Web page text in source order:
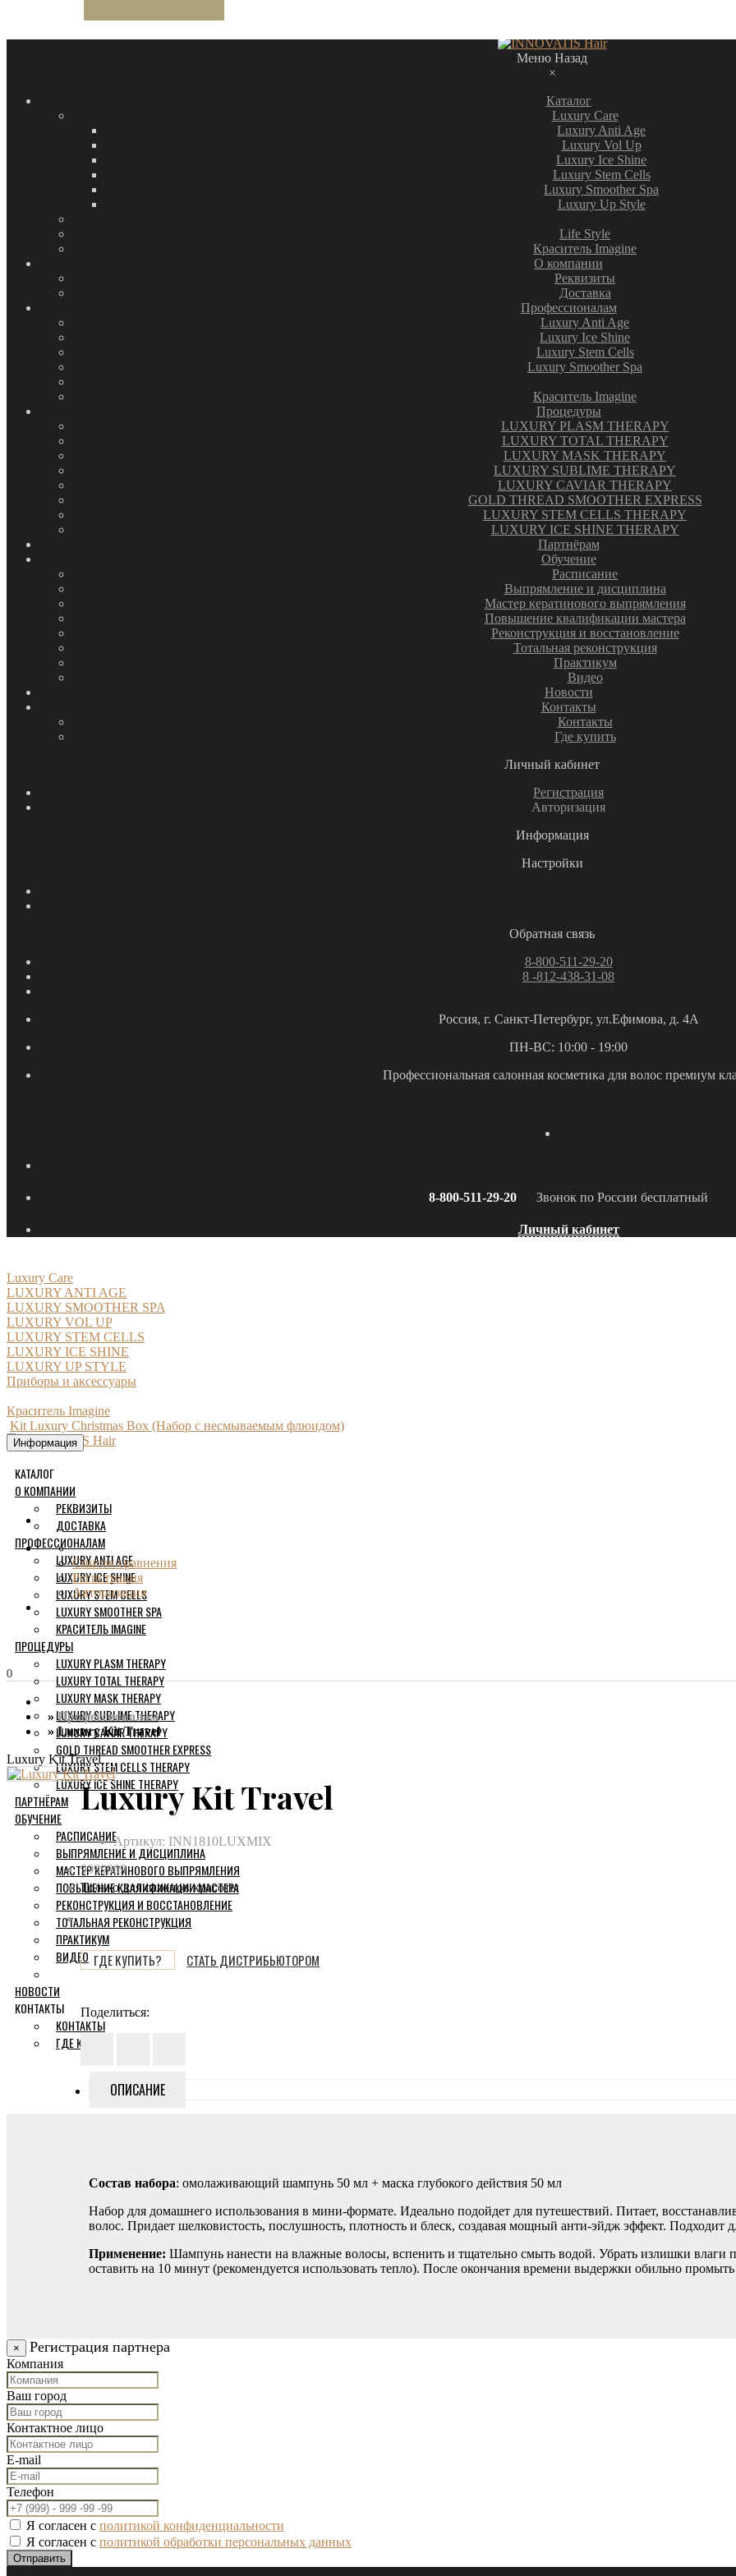
Меню Назад
×
Каталог
Luxury Care
Luxury Anti Age
Luxury Vol Up
Luxury Ice Shine
Luxury Stem Cells
Luxury Smoother Spa
Luxury Up Style
Life Style
Краситель Imagine
О компании
Реквизиты
Доставка
Профессионалам
Luxury Anti Age
Luxury Ice Shine
Luxury Stem Cells
Luxury Smoother Spa
Краситель Imagine
Процедуры
LUXURY PLASM THERAPY
LUXURY TOTAL THERAPY
LUXURY MASK THERAPY
LUXURY SUBLIME THERAPY
LUXURY CAVIAR THERAPY
GOLD THREAD SMOOTHER EXPRESS
LUXURY STEM CELLS THERAPY
LUXURY ICE SHINE THERAPY
Партнёрам
Обучение
Расписание
Выпрямление и дисциплина
Мастер кератинового выпрямления
Повышение квалификации мастера
Реконструкция и восстановление
Тотальная реконструкция
Практикум
Видео
Новости
Контакты
Контакты
Где купить
Личный кабинет
Регистрация
Авторизация
Информация
Настройки
Обратная связь
8-800-511-29-20
8 -812-438-31-08
Россия, г. Санкт-Петербург, ул.Ефимова, д. 4А
ПН-ВС: 10:00 - 19:00
Профессиональная салонная косметика для волос премиум
8-800-511-29-20 Звонок по России бесплатный
Личный кабинет
Luxury Care
LUXURY ANTI AGE
LUXURY SMOOTHER SPA
LUXURY VOL UP
LUXURY STEM CELLS
LUXURY ICE SHINE
LUXURY UP STYLE
Приборы и аксессуары
Краситель Imagine
Kit Luxury Christmas Box (Набор с несмываемым флюидом)
Информация
КАТАЛОГ
О КОМПАНИИ
РЕКВИЗИТЫ
ДОСТАВКА
ПРОФЕССИОНАЛАМ
LUXURY ANTI AGE
LUXURY ICE SHINE
LUXURY STEM CELLS
LUXURY SMOOTHER SPA
КРАСИТЕЛЬ IMAGINE
ПРОЦЕДУРЫ
LUXURY PLASM THERAPY
LUXURY TOTAL THERAPY
LUXURY MASK THERAPY
LUXURY SUBLIME THERAPY
LUXURY CAVIAR THERAPY
GOLD THREAD SMOOTHER EXPRESS
LUXURY STEM CELLS THERAPY
LUXURY ICE SHINE THERAPY
ПАРТНЁРАМ
ОБУЧЕНИЕ
РАСПИСАНИЕ
ВЫПРЯМЛЕНИЕ И ДИСЦИПЛИНА
МАСТЕР КЕРАТИНОВОГО ВЫПРЯМЛЕНИЯ
ПОВЫШЕНИЕ КВАЛИФИКАЦИИ МАСТЕРА
РЕКОНСТРУКЦИЯ И ВОССТАНОВЛЕНИЕ
ТОТАЛЬНАЯ РЕКОНСТРУКЦИЯ
ПРАКТИКУМ
ВИДЕО
НОВОСТИ
КОНТАКТЫ
КОНТАКТЫ
ГДЕ КУПИТЬ
Список сравнения
Регистрация
Авторизация
0
Профессионалам
Luxury Kit Travel
Luxury Kit Travel
Luxury Kit Travel
Артикул: INN1810LUXMIX
9999999
Только для салонов красоты
ГДЕ КУПИТЬ? СТАТЬ ДИСТРИБЬЮТОРОМ
Поделиться:
ОПИСАНИЕ
Состав набора: омолаживающий шампунь 50 мл + маска глубокого действия 50 мл
Набор для домашнего использования в мини-формате. Идеально подойдет для путешествий. Питает,
волос. Придает шелковистость, послушность, плотность и блеск, создавая мощный анти-эйдж эффект. Подходит
Применение: Шампунь нанести на влажные волосы, вспенить и тщательно смыть водой. Убрать излишки влаги
оставить на 10 минут (рекомендуется использовать тепло). После окончания времени выдержки обильно
× Регистрация партнера
Компания
Ваш город
Контактное лицо
E-mail
Телефон
Я согласен с политикой конфиденциальности
Я согласен с политикой обработки персональных данных
Отправить